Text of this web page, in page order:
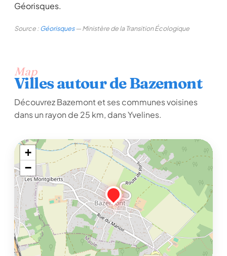
Géorisques.
Source :Géorisques— Ministère de la Transition Écologique
Map
Villes autour de Bazemont
Découvrez Bazemont et ses communes voisines
dans un rayon de 25 km, dans Yvelines.
+
−